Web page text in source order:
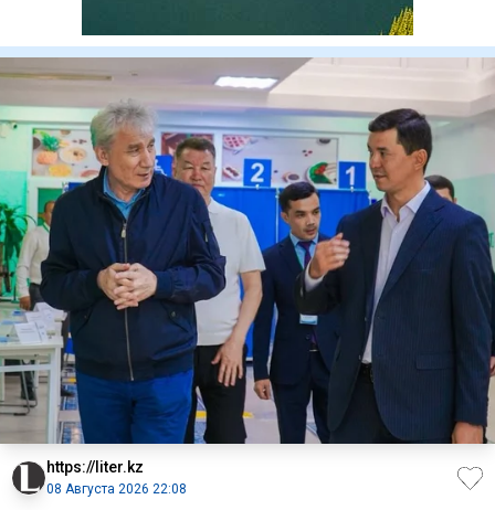
https://liter.kz
08 Августа 2026 22:08